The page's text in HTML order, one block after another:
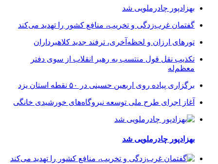
بهزادپور چادرملویی شد
گفتمان غرب‌زدگی و تخریب، منافع کشور را تهدید می‌کند
تورهای ارزان و لحظه‌آخری، ترفند جدید کلاهبرداران
تکذیب نقل قول منتسب به رهبر انقلاب از سوی دفتر
معظم‌له
برگزاری پیاده روی اربعین حسینی در ۵۰ نقطه استان یزد
آغاز اجرای طرح ملی توسعه نیروگاه‌های خورشیدی خانگی
بهزادپور چادرملویی شد